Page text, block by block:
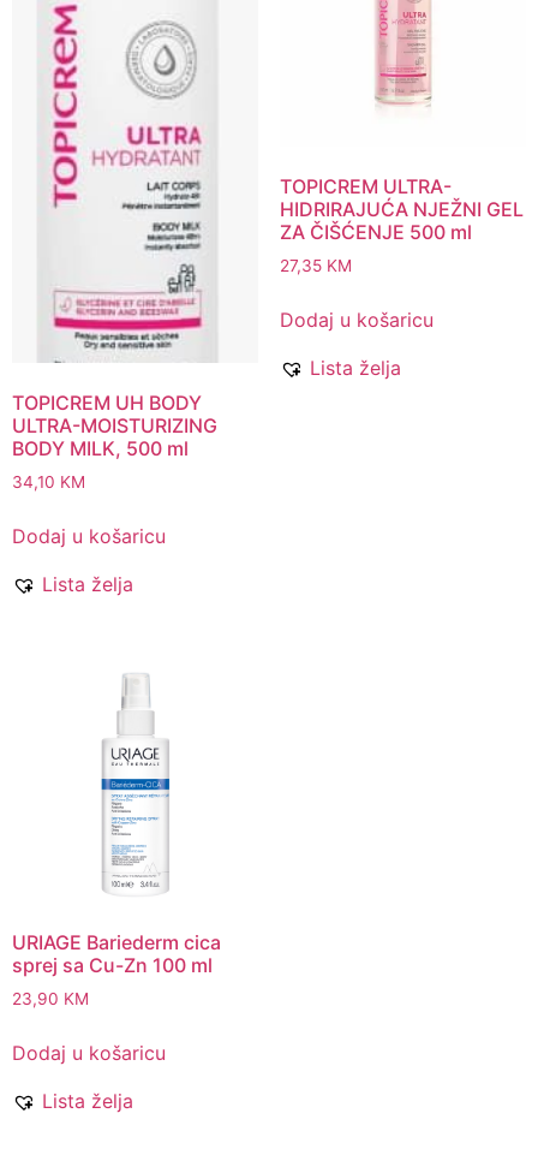
TOPICREM UH BODY
ULTRA-MOISTURIZING
BODY MILK, 500 ml
34,10 KM
Dodaj u košaricu
Lista želja
TOPICREM ULTRA-
HIDRIRAJUĆA NJEŽNI GEL
ZA ČIŠĆENJE 500 ml
27,35 KM
Dodaj u košaricu
Lista želja
URIAGE Bariederm cica
sprej sa Cu-Zn 100 ml
23,90 KM
Dodaj u košaricu
Lista želja